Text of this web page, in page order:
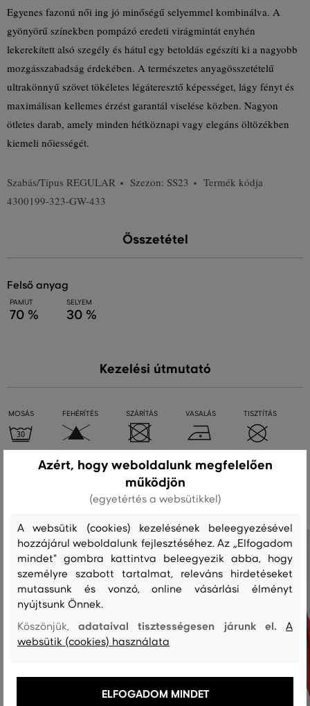
Egyenes fazonú női ing jó minőségű selyemmel kombinálva. A
gyönyörű színekben pompázó eredeti virágmintát enyhén
lekerekített alsó szegély és hátul egy betoldás egészíti ki a nagyobb
mozgásszabadság érdekében. A természetes anyagösszetételű
ultrakönnyű szövet tökéletes légáteresztő képességet, lágy fényt és
maximálisan kellemes érzést garantál viselése közben. Nagyon
ötletes darab, amely minden hétköznapi vagy elegáns öltözékben
kiemeli nőiességét.
Szabás/Típus REGULAR Szezon: SS23
Termék kódja
4300199-323-GW-433
Összetétel
felső anyag
PAMUT
70 %
SELYEM
30 %
Kezelési útmutató
MOSÁS FEHÉRÍTÉS SZÁRÍTÁS VASALÁS TISZTÍTÁS
Ajánlott termékek
Azért, hogy weboldalunk megfelelően
működjön
(egyetértés a websütikkel)
A websütik (cookies) kezelésének beleegyezésével
hozzájárul weboldalunk fejlesztéséhez. Az „Elfogadom
mindet" gombra kattintva beleegyezik abba, hogy
személyre szabott tartalmat, releváns hirdetéseket
mutassunk és vonzó, online vásárlási élményt
nyújtsunk Önnek.
Köszönjük,adataival tisztességesen járunk el.A
websütik (cookies) használata
ELFOGADOM MINDET